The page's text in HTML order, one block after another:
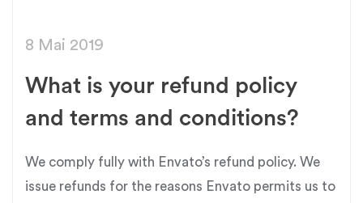
8 Mai 2019
What is your refund policy
and terms and conditions?
We comply fully with Envato’s refund policy. We
issue refunds for the reasons Envato permits us to